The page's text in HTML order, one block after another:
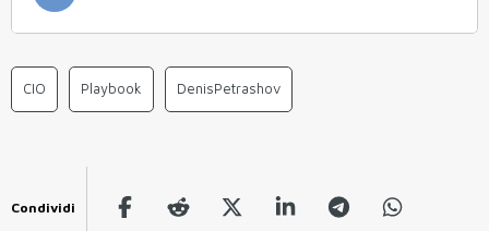
CIO Playbook DenisPetrashov
Condividi